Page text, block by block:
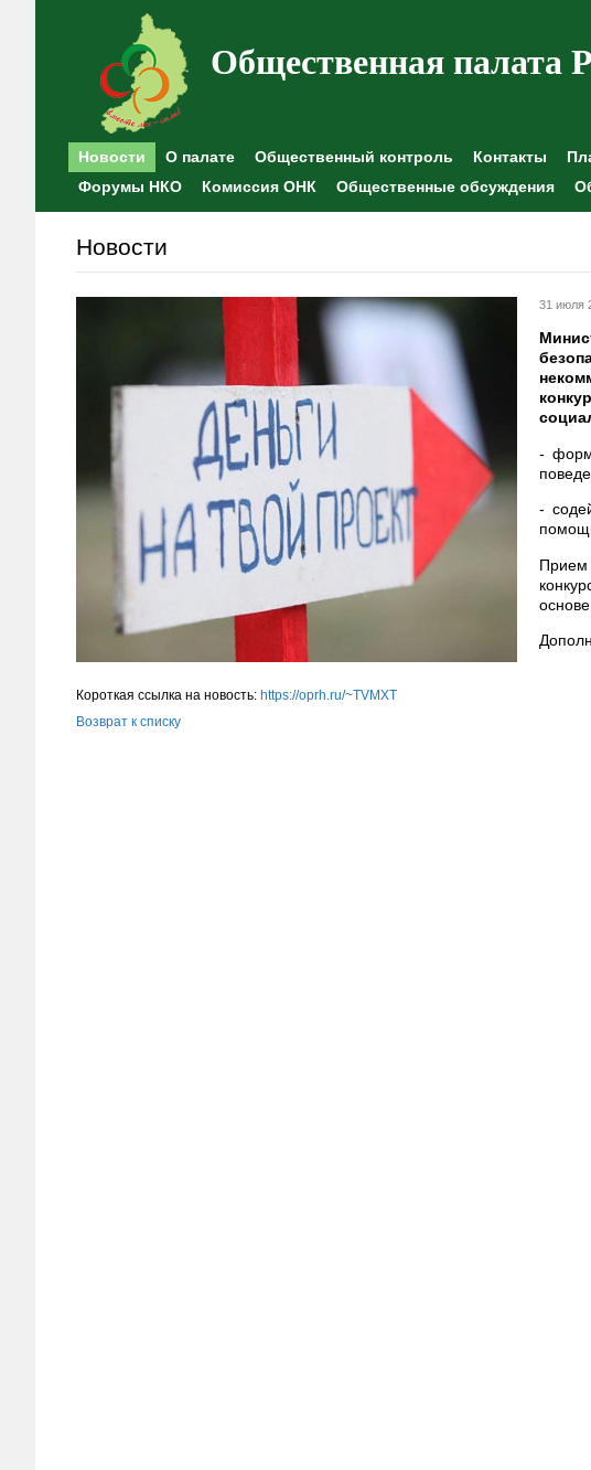
Общественная палата
Новости О палате Общественный контроль Контакты
Форумы НКО
Комиссия ОНК Общественные обсуждения
Новости
31 июля
-
-
Прием
Короткая ссылка на новость: https://oprh.ru/~TVMXT
Возврат к списку